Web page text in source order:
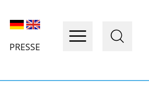
PRESSE